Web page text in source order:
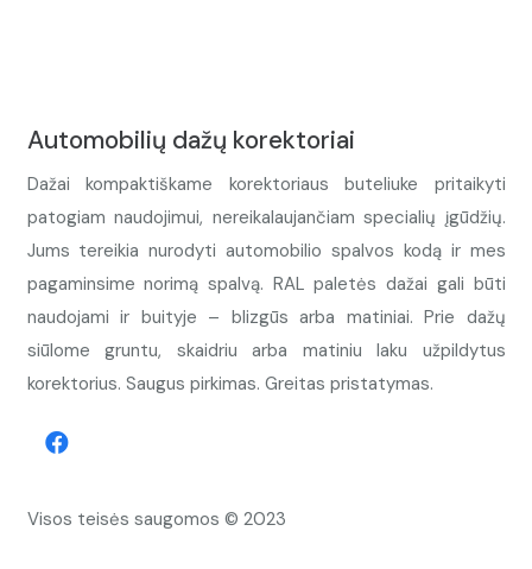
Automobilių dažų korektoriai
Dažai kompaktiškame korektoriaus buteliuke pritaikyti
patogiam naudojimui, nereikalaujančiam specialių įgūdžių.
Jums tereikia nurodyti automobilio spalvos kodą ir mes
pagaminsime norimą spalvą. RAL paletės dažai gali būti
naudojami ir buityje – blizgūs arba matiniai. Prie dažų
siūlome gruntu, skaidriu arba matiniu laku užpildytus
korektorius. Saugus pirkimas. Greitas pristatymas.
Visos teisės saugomos © 2023